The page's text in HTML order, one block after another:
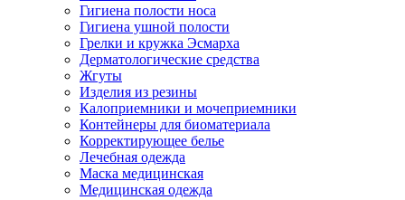
Гигиена полости носа
Гигиена ушной полости
Грелки и кружка Эсмарха
Дерматологические средства
Жгуты
Изделия из резины
Калоприемники и мочеприемники
Контейнеры для биоматериала
Корректирующее белье
Лечебная одежда
Маска медицинская
Медицинская одежда